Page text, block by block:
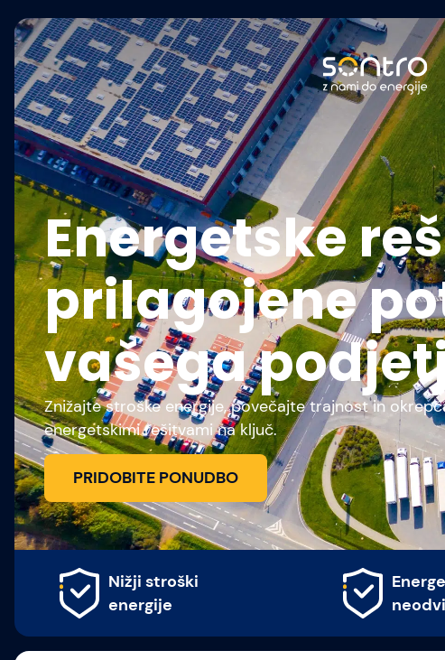
Energetske
prilagojene
vašega
Znižajte stroške energije, povečajte trajnost in
energetskimi rešitvami na ključ.
PRIDOBITE PONUDBO
Nižji stroški
energije